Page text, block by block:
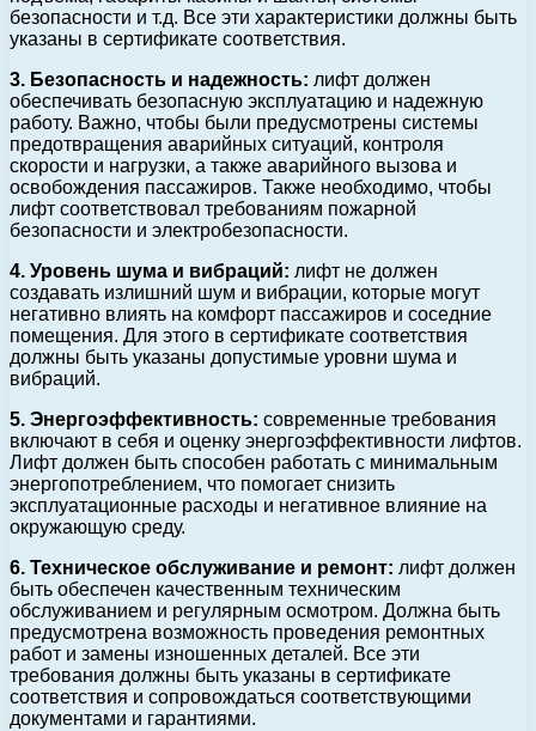
безопасности и т.д. Все эти характеристики должны быть
указаны в сертификате соответствия.
3. Безопасность и надежность: лифт должен
обеспечивать безопасную эксплуатацию и надежную
работу. Важно, чтобы были предусмотрены системы
предотвращения аварийных ситуаций, контроля
скорости и нагрузки, а также аварийного вызова и
освобождения пассажиров. Также необходимо, чтобы
лифт соответствовал требованиям пожарной
безопасности и электробезопасности.
4. Уровень шума и вибраций: лифт не должен
создавать излишний шум и вибрации, которые могут
негативно влиять на комфорт пассажиров и соседние
помещения. Для этого в сертификате соответствия
должны быть указаны допустимые уровни шума и
вибраций.
5. Энергоэффективность: современные требования
включают в себя и оценку энергоэффективности лифтов.
Лифт должен быть способен работать с минимальным
энергопотреблением, что помогает снизить
эксплуатационные расходы и негативное влияние на
окружающую среду.
6. Техническое обслуживание и ремонт: лифт должен
быть обеспечен качественным техническим
обслуживанием и регулярным осмотром. Должна быть
предусмотрена возможность проведения ремонтных
работ и замены изношенных деталей. Все эти
требования должны быть указаны в сертификате
соответствия и сопровождаться соответствующими
документами и гарантиями.